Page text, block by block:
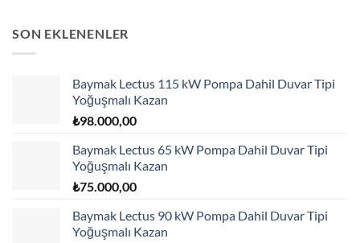
SON EKLENENLER
Baymak Lectus 115 kW Pompa Dahil Duvar Tipi
Yoğuşmalı Kazan
₺98.000,00
Baymak Lectus 65 kW Pompa Dahil Duvar Tipi
Yoğuşmalı Kazan
₺75.000,00
Baymak Lectus 90 kW Pompa Dahil Duvar Tipi
Yoğuşmalı Kazan